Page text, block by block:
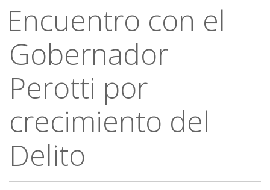
Encuentro con el
Gobernador
Perotti por
crecimiento del
Delito